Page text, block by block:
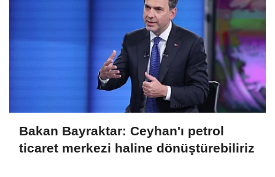
Bakan Bayraktar: Ceyhan'ı petrol
ticaret merkezi haline dönüştürebiliriz